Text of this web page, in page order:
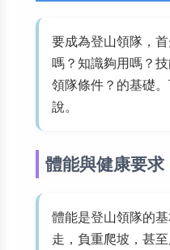
要成為登山領隊，
嗎？知識夠用嗎？
領隊條件？的基礎
說。
體能與健康要求
體能是登山領隊的
走，負重爬坡，甚